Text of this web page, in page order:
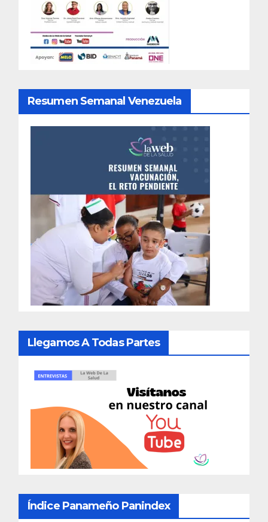
Resumen Semanal Venezuela
Llegamos A Todas Partes
Índice Panameño Panindex